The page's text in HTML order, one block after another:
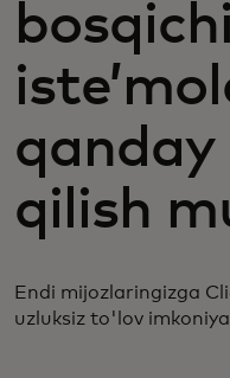
qanday
qilish
Endi mijozlaringizga
uzluksiz to'lov